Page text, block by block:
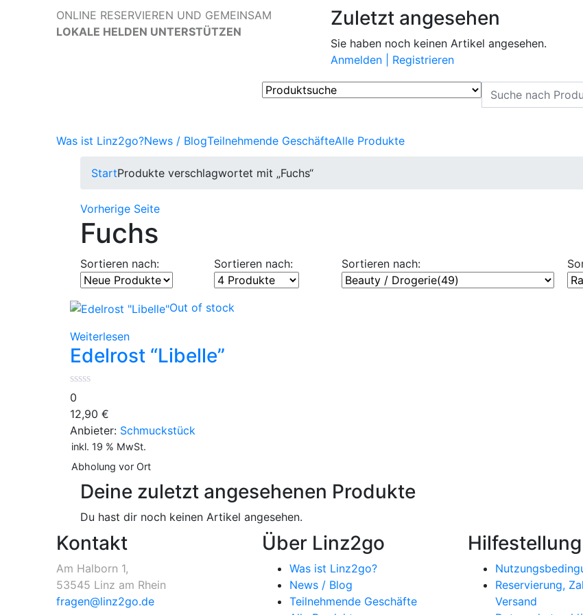
ONLINE RESERVIEREN UND GEMEINSAM
LOKALE HELDEN UNTERSTÜTZEN
Zuletzt angesehen
Sie haben noch keinen Artikel angesehen.
Anmelden | Registrieren
Was ist Linz2go?News / BlogTeilnehmende GeschäfteAlle Produkte
StartProdukte verschlagwortet mit „Fuchs“
Vorherige Seite
Fuchs
Sortieren nach: Sortieren nach: Sortieren nach:
Out of stock
Weiterlesen
Edelrost “Libelle”
0
12,90 €
Anbieter: Schmuckstück
inkl. 19 % MwSt.
Abholung vor Ort
Deine zuletzt angesehenen Produkte
Du hast dir noch keinen Artikel angesehen.
Kontakt
Am Halborn 1,
53545 Linz am Rhein
fragen@linz2go.de
Über Linz2go
Was ist Linz2go?
News / Blog
Teilnehmende Geschäfte
Hilfestellung
Reservierung,
Versand